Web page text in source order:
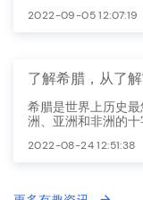
2022-09-05 12:07:19
了解希腊，从了
希腊是世界上历史
洲、亚洲和非洲的十
北部邻北马其顿和保
2022-08-24 12:51:38